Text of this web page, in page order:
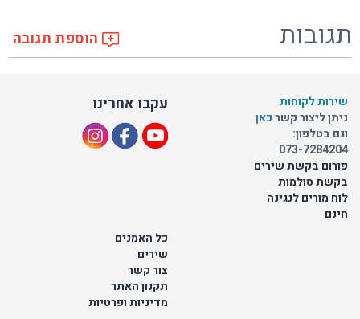
תגובות הוספת תגובה
עקבו אחרינו
שירות לקוחות
ניתן ליצור קשרכאן
וגם בטלפון:
073-7284204
פורום בקשת שירים
בקשת סולמות
לוח מורים לנגינה
חינם
כל האמנים
שירים
צור קשר
תקנון האתר
מדיניות ופרטיות